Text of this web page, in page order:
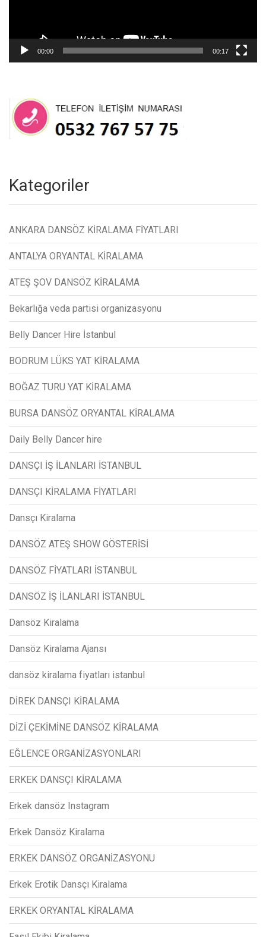
00:00 00:17
Kategoriler
ANKARA DANSÖZ KİRALAMA FİYATLARI
ANTALYA ORYANTAL KİRALAMA
ATEŞ ŞOV DANSÖZ KİRALAMA
Bekarlığa veda partisi organizasyonu
Belly Dancer Hire İstanbul
BODRUM LÜKS YAT KİRALAMA
BOĞAZ TURU YAT KİRALAMA
BURSA DANSÖZ ORYANTAL KİRALAMA
Daily Belly Dancer hire
DANSÇI İŞ İLANLARI İSTANBUL
DANSÇI KİRALAMA FİYATLARI
Dansçı Kiralama
DANSÖZ ATEŞ SHOW GÖSTERİSİ
DANSÖZ FİYATLARI İSTANBUL
DANSÖZ İŞ İLANLARI İSTANBUL
Dansöz Kiralama
Dansöz Kiralama Ajansı
dansöz kiralama fiyatları istanbul
DİREK DANSÇI KİRALAMA
DİZİ ÇEKİMİNE DANSÖZ KİRALAMA
EĞLENCE ORGANİZASYONLARI
ERKEK DANSÇI KİRALAMA
Erkek dansöz Instagram
Erkek Dansöz Kiralama
ERKEK DANSÖZ ORGANİZASYONU
Erkek Erotik Dansçı Kiralama
ERKEK ORYANTAL KİRALAMA